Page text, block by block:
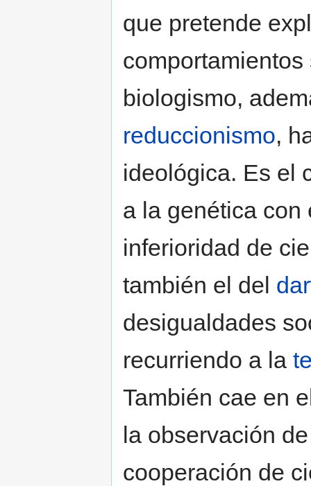
que pretende
biologismo,
reduccionismo,
ideológica. Es el
a la genética con
inferioridad de
también el del
desigualdades
recurriendo a la
También cae en
la observación
cooperación de